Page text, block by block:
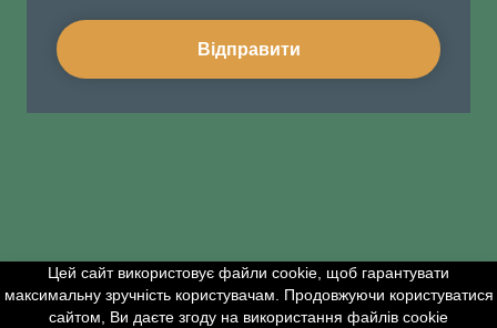
Відправити
Цей сайт використовує файли cookie, щоб гарантувати
максимальну зручність користувачам. Продовжуючи користуватися
сайтом, Ви даєте згоду на використання файлів cookie